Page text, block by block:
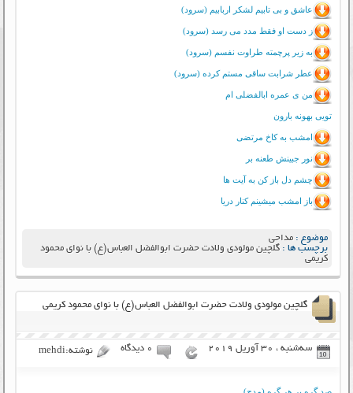
عاشق و بی تابیم لشکر اربابیم (سرود)
ز دست او فقط مدد می رسد (سرود)
به زیر پرچمته طراوت نفسم (سرود)
عطر شرابت ساقی مستم کرده (سرود)
من ی عمره ابالفضلی ام
تویی بهونه بارون
امشب به کاخ مرتضی
نور جبینش طعنه بر
چشم دل باز کن به آیت ها
باز امشب میشینم کنار دریا
موضوع :مداحی
برچسب ها :گلچین مولودی ولادت حضرت ابوالفضل العباس(ع) با نوای محمود
کریمی
گلچین مولودی ولادت حضرت ابوالفضل العباس(ع) با نوای محمود کریمی
سه‌شنبه ، 30 آوریل 2019 ۰ دیدگاه نوشته:mehdi